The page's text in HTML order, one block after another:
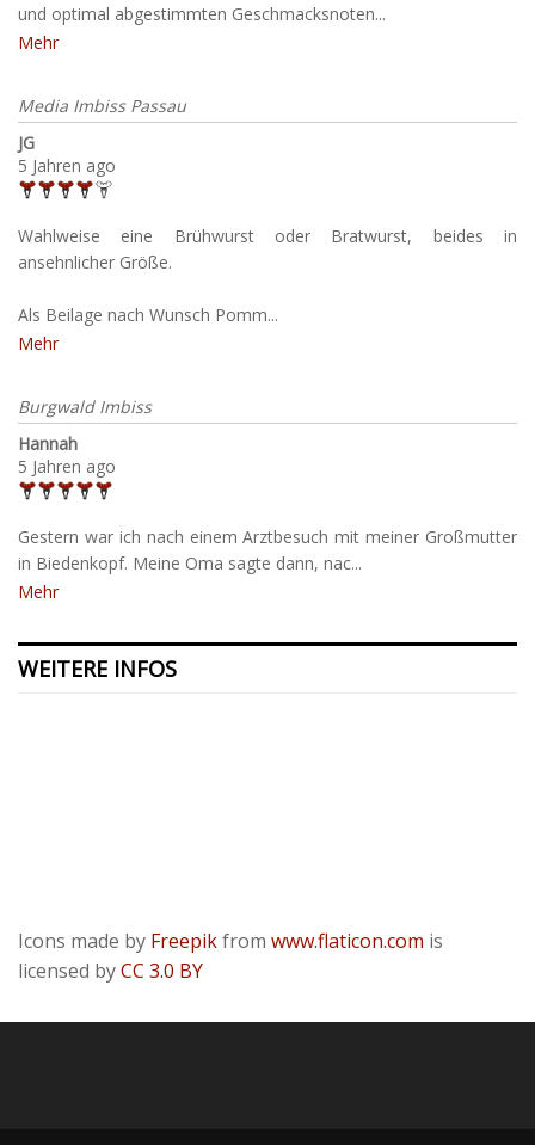
und optimal abgestimmten Geschmacksnoten...
Mehr
Media Imbiss Passau
JG
5 Jahren ago
Wahlweise eine Brühwurst oder Bratwurst, beides in
ansehnlicher Größe.
Als Beilage nach Wunsch Pomm...
Mehr
Burgwald Imbiss
Hannah
5 Jahren ago
Gestern war ich nach einem Arztbesuch mit meiner Großmutter
in Biedenkopf. Meine Oma sagte dann, nac...
Mehr
WEITERE INFOS
Icons made by Freepikfrom www.flaticon.com is
licensed byCC 3.0 BY